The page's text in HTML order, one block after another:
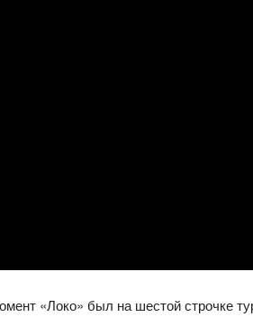
«Локо» был на шестой строчке